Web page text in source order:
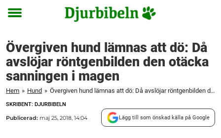
Toggle
Övergiven hund lämnas att dö: Då
avslöjar röntgenbilden den otäcka
sanningen i magen
Hem » Hund » Övergiven hund lämnas att dö: Då avslöjar röntgenbilden den otäcka sanningen i magen
SKRIBENT: DJURBIBELN
Publicerad: maj 25, 2018, 14:04 Lägg till som önskad källa på Google